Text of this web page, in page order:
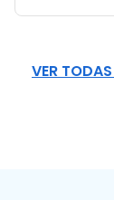
VER